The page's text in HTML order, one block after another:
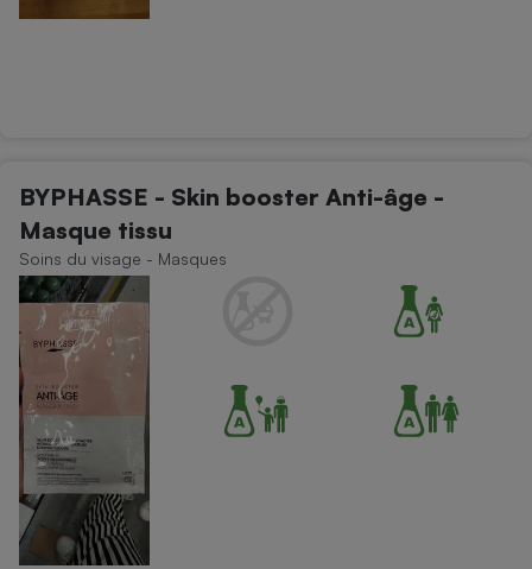
BYPHASSE - Skin booster Anti-âge -
Masque tissu
Soins du visage - Masques